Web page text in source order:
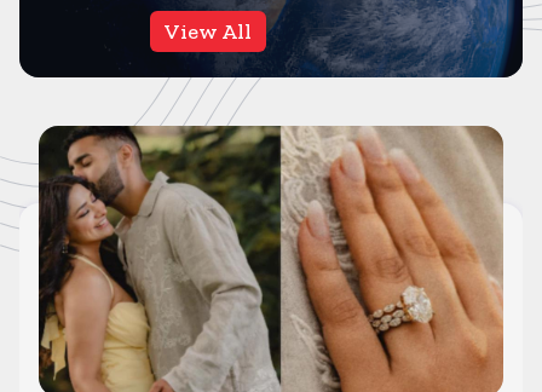
View All